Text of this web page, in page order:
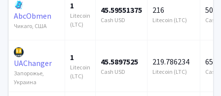
AbcObmen
Чикаго, США
1
Litecoin
(LTC)
45.59551375
Cash USD
216
Litecoin (LTC)
500
Cash
UAChanger
Запорожье,
Украина
1
Litecoin
(LTC)
45.5897525
Cash USD
219.786234
Litecoin (LTC)
656
Cash